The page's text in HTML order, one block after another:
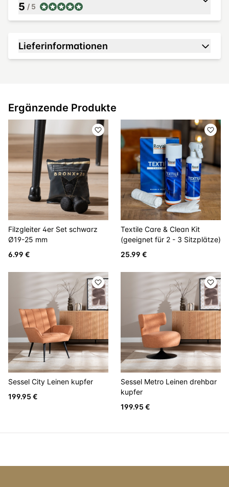
5 / 5
Lieferinformationen
Ergänzende Produkte
Filzgleiter 4er Set schwarz
Ø19-25 mm
6.99 €
Textile Care & Clean Kit
(geeignet für 2 - 3 Sitzplätze)
25.99 €
Sessel City Leinen kupfer
199.95 €
Sessel Metro Leinen drehbar
kupfer
199.95 €